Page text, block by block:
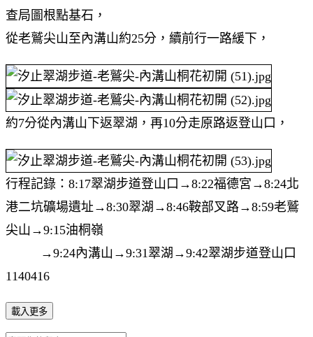
查局圖根點基石，
從老鷲尖山至內溝山約25分，續前行一路緩下，
約7分從內溝山下返翠湖，再10分走原路返登山口，
行程記錄：8:17翠湖步道登山口→8:22福德宮→8:24北
港二坑礦場遺址→8:30翠湖→8:46鞍部叉路→8:59老鷲
尖山→9:15油桐嶺
→9:24內溝山→9:31翠湖→9:42翠湖步道登山口
1140416
載入更多